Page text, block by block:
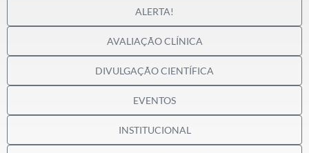
ALERTA!
AVALIAÇÃO CLÍNICA
DIVULGAÇÃO CIENTÍFICA
EVENTOS
INSTITUCIONAL